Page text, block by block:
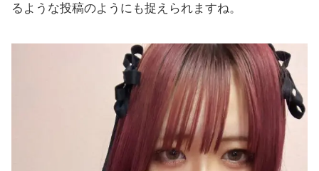
るような投稿のようにも捉えられますね。